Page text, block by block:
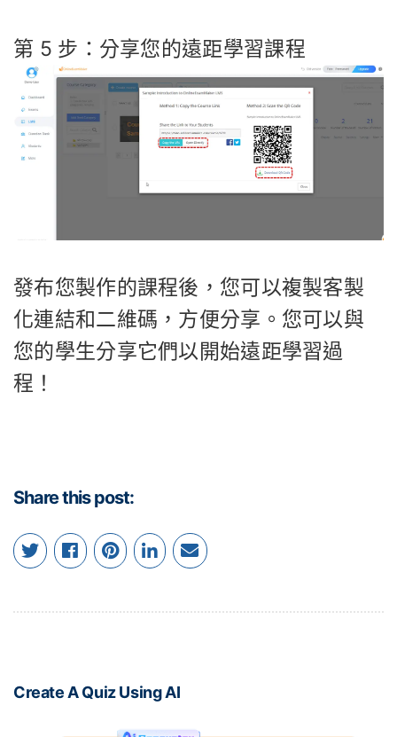
第 5 步：分享您的遠距學習課程
發布您製作的課程後，您可以複製客製
化連結和二維碼，方便分享。您可以與
您的學生分享它們以開始遠距學習過
程！
Share this post:
Create A Quiz Using AI